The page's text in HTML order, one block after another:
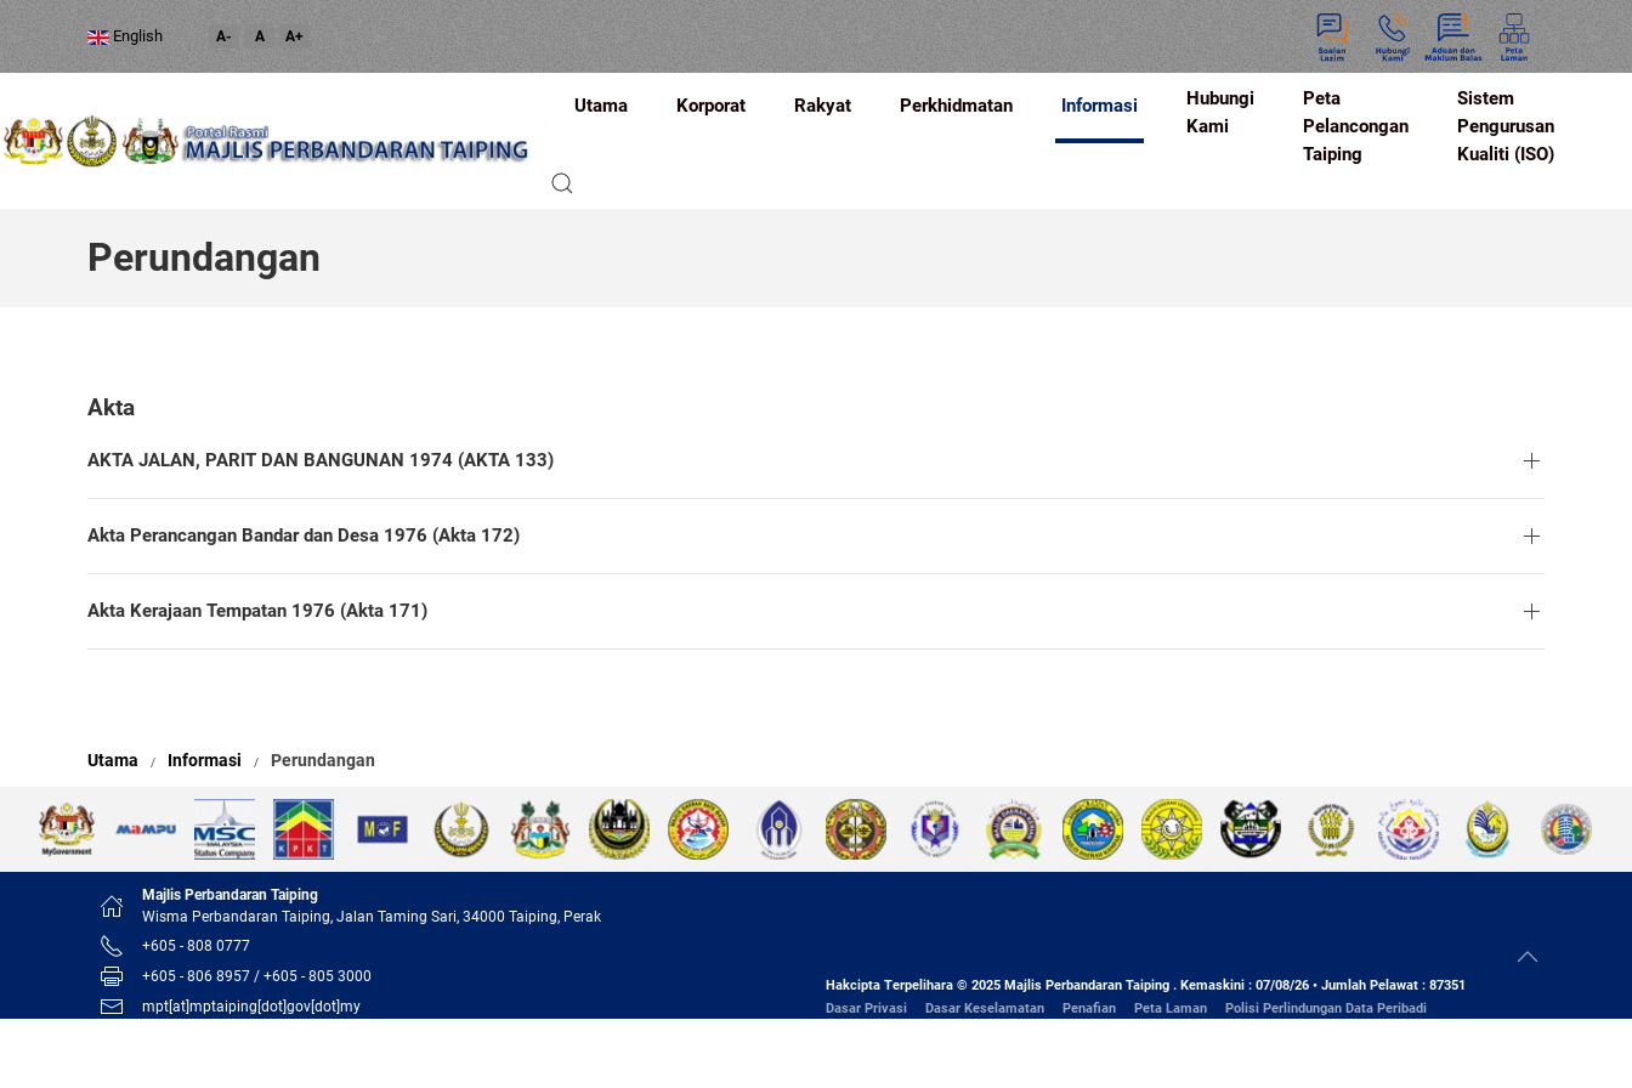
English A- A A+
Utama Korporat Rakyat Perkhidmatan Informasi
Hubungi
Kami
Peta
Pelancongan
Taiping
Sistem
Pengurusan
Kualiti (ISO)
Perundangan
Akta
AKTA JALAN, PARIT DAN BANGUNAN 1974 (AKTA 133)
Akta Perancangan Bandar dan Desa 1976 (Akta 172)
Akta Kerajaan Tempatan 1976 (Akta 171)
Utama Informasi Perundangan
Majlis Perbandaran Taiping
Wisma Perbandaran Taiping, Jalan Taming Sari, 34000 Taiping, Perak
+605 - 808 0777
+605 - 806 8957 / +605 - 805 3000
mpt[at]mptaiping[dot]gov[dot]my
Hakcipta Terpelihara © 2025 Majlis Perbandaran Taiping . Kemaskini : 07/08/26 • Jumlah Pelawat : 87351
Dasar Privasi
Dasar Keselamatan Penafian Peta Laman Polisi Perlindungan Data Peribadi